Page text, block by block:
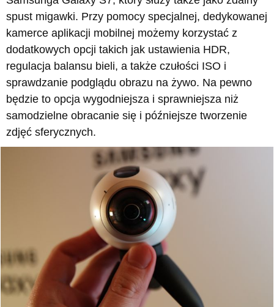
spust migawki. Przy pomocy specjalnej, dedykowanej
kamerce aplikacji mobilnej możemy korzystać z
dodatkowych opcji takich jak ustawienia HDR,
regulacja balansu bieli, a także czułości ISO i
sprawdzanie podglądu obrazu na żywo. Na pewno
będzie to opcja wygodniejsza i sprawniejsza niż
samodzielne obracanie się i późniejsze tworzenie
zdjęć sferycznych.